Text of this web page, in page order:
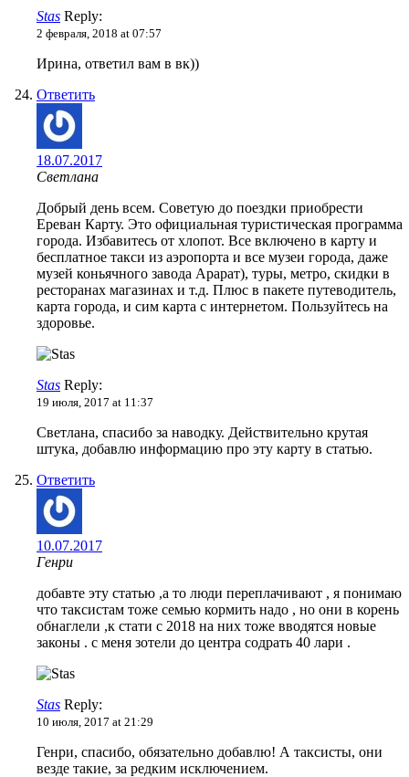
Stas Reply:
2 февраля, 2018 at 07:57
Ирина, ответил вам в вк))
Ответить
18.07.2017
Светлана
Добрый день всем. Советую до поездки приобрести
Ереван Карту. Это официальная туристическая программа
города. Избавитесь от хлопот. Все включено в карту и
бесплатное такси из аэропорта и все музеи города, даже
музей коньячного завода Арарат), туры, метро, скидки в
ресторанах магазинах и т.д. Плюс в пакете путеводитель,
карта города, и сим карта с интернетом. Пользуйтесь на
здоровье.
Stas Reply:
19 июля, 2017 at 11:37
Светлана, спасибо за наводку. Действительно крутая
штука, добавлю информацию про эту карту в статью.
Ответить
10.07.2017
Генри
добавте эту статью ,а то люди переплачивают , я понимаю
что таксистам тоже семью кормить надо , но они в корень
обнаглели ,к стати с 2018 на них тоже вводятся новые
законы . с меня зотели до центра содрать 40 лари .
Stas Reply:
10 июля, 2017 at 21:29
Генри, спасибо, обязательно добавлю! А таксисты, они
везде такие, за редким исключением.